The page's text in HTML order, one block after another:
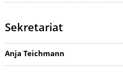
Sekretariat
Anja Teichmann